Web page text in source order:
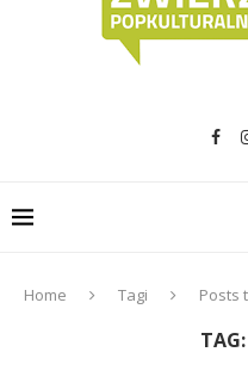
Home Tagi Posts
TAG: